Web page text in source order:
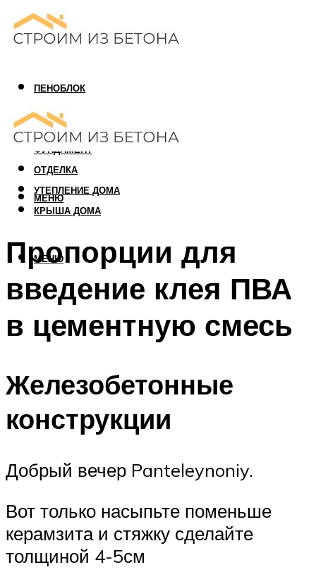
ПЕНОБЛОК
ГАЗОБЛОК
АРБОЛИТОВЫЙ БЛОК
ФУНДАМЕНТ
ОТДЕЛКА
УТЕПЛЕНИЕ ДОМА
КРЫША ДОМА
МЕНЮ
МЕНЮ
Пропорции для
введение клея ПВА
в цементную смесь
Железобетонные
конструкции
Добрый вечер Panteleynoniy.
Вот только насыпьте поменьше
керамзита и стяжку сделайте
толщиной 4-5см